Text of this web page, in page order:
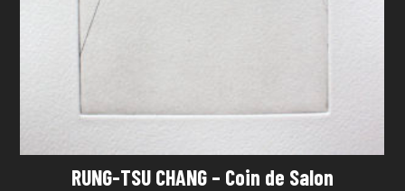
RUNG-TSU CHANG – Coin de Salon